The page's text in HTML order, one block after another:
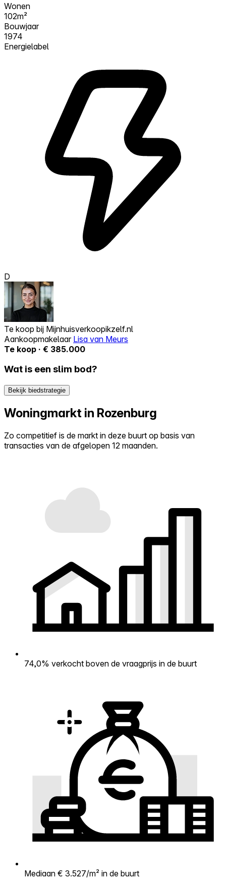
Wonen
102m²
Bouwjaar
1974
Energielabel
D
Te koop bij Mijnhuisverkoopikzelf.nl
Aankoopmakelaar Lisa van Meurs
Te koop · € 385.000
Wat is een slim bod?
Bekijk biedstrategie
Woningmarkt in Rozenburg
Zo competitief is de markt in deze buurt op basis van
transacties van de afgelopen 12 maanden.
74,0% verkocht boven de vraagprijs in de buurt
Mediaan € 3.527/m² in de buurt